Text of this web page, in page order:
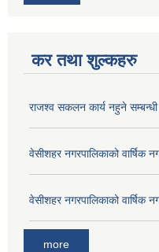
कर तथा शुल्कहरु
राजश्व सकलन कार्य नहुने
वेसीशहर नगरपालिकाको
वेसीशहर नगरपालिकाको
more